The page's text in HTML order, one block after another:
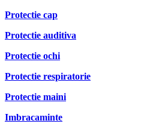
Protectie cap
Protectie auditiva
Protectie ochi
Protectie respiratorie
Protectie maini
Imbracaminte